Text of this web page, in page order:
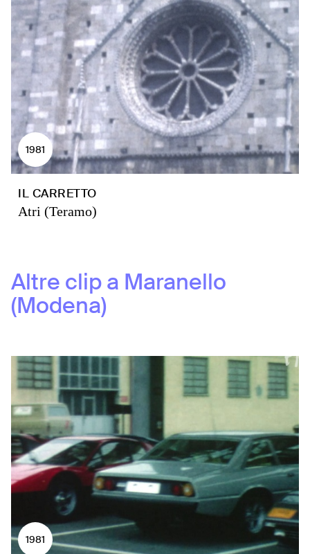
1981
IL CARRETTO
Atri (Teramo)
Altre clip a Maranello
(Modena)
1981